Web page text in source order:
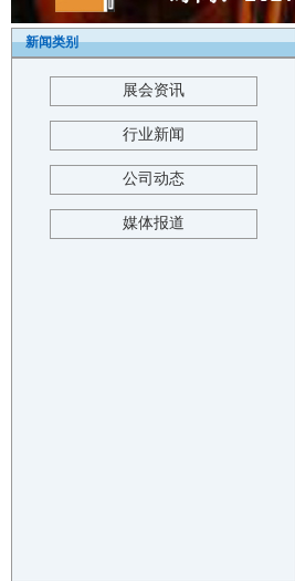
新闻类别
展会资讯
行业新闻
公司动态
媒体报道